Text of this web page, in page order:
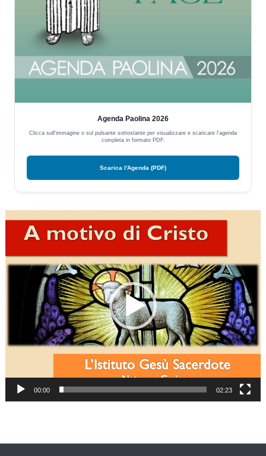
Agenda Paolina 2026
Clicca sull'immagine o sul pulsante sottostante per visualizzare e scaricare l'agenda
completa in formato PDF.
Scarica l'Agenda (PDF)
Player
00:00 02:23